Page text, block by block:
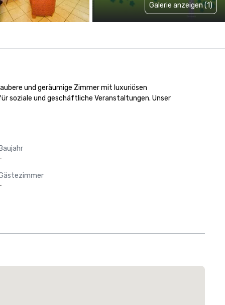
Galerie anzeigen (1)
und geräumige Zimmer mit luxuriösen
soziale und geschäftliche Veranstaltungen. Unser